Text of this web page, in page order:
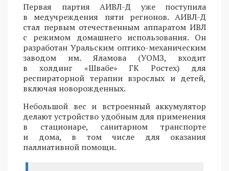
Первая партия АИВЛ-Д уже поступила
в медучреждения пяти регионов. АИВЛ-Д
стал первым отечественным аппаратом ИВЛ
с режимом домашнего использования. Он
разработан Уральским оптико-механическим
заводом им. Яламова (УОМЗ, входит
в холдинг «Швабе» ГК Ростех) для
респираторной терапии взрослых и детей,
включая новорожденных.
Небольшой вес и встроенный аккумулятор
делают устройство удобным для применения
в стационаре, санитарном транспорте
и дома, в том числе для оказания
паллиативной помощи.